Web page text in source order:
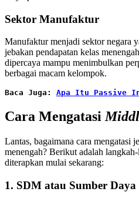
Sektor Manufaktur
Manufaktur menjadi sektor negara
jebakan pendapatan kelas
dipercaya mampu menimbulkan
berbagai macam kelompok.
Baca Juga: Apa Itu Passive
Cara Mengatasi
Lantas, bagaimana cara mengatasi
menengah? Berikut adalah
diterapkan mulai sekarang:
1. SDM atau Sumber